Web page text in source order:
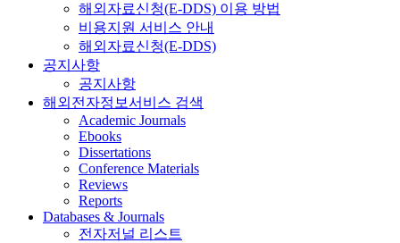
해외자료신청(E-DDS) 이용 방법
비용지원 서비스 안내
해외자료신청(E-DDS)
공지사항
공지사항
해외전자정보서비스 검색
Academic Journals
Ebooks
Dissertations
Conference Materials
Reviews
Reports
Databases & Journals
전자저널 리스트